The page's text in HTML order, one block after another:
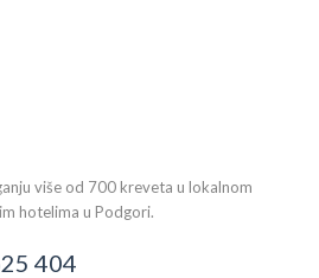
više od 700 kreveta u lokalnom
hotelima u Podgori.
404